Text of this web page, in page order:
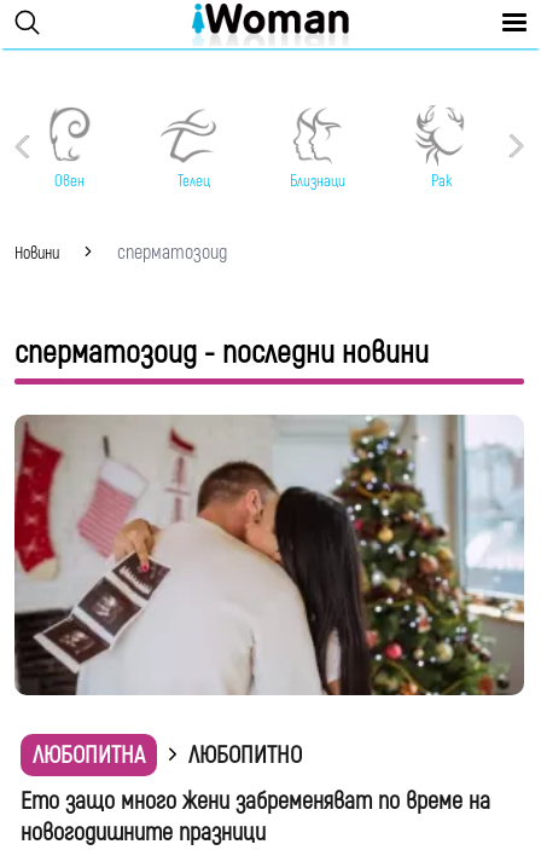
Овен Телец Близнаци Рак
Новини сперматозоид
сперматозоид - последни новини
ЛЮБОПИТНА
ЛЮБОПИТНО
Ето защо много жени забременяват по време на
новогодишните празници